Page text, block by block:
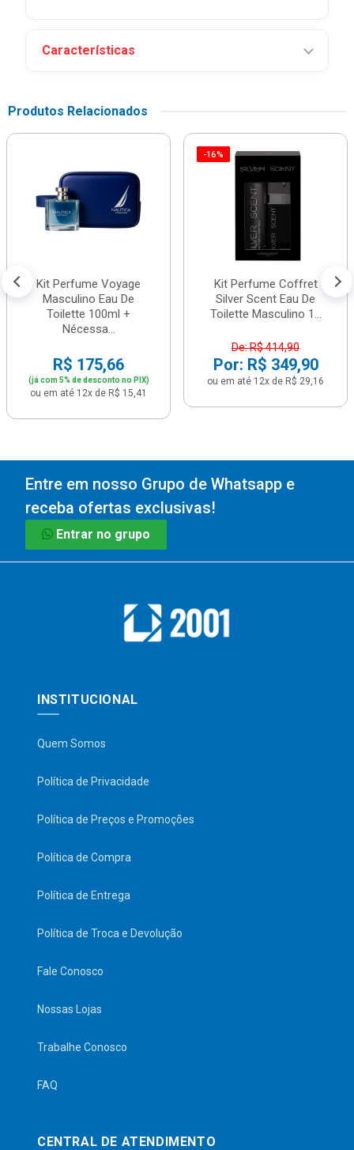
Características
Produtos Relacionados
Kit Perfume Voyage
Masculino Eau De
Toilette 100ml +
Nécessa...
R$ 175,66
(já com 5% de desconto no PIX)
ou em até 12x de R$ 15,41
-16%
Kit Perfume Coffret
Silver Scent Eau De
Toilette Masculino 1...
De: R$ 414,90
Por: R$ 349,90
ou em até 12x de R$ 29,16
Entre em nosso Grupo de Whatsapp e
receba ofertas exclusivas!
Entrar no grupo
INSTITUCIONAL
Quem Somos
Política de Privacidade
Política de Preços e Promoções
Política de Compra
Política de Entrega
Política de Troca e Devolução
Fale Conosco
Nossas Lojas
Trabalhe Conosco
FAQ
CENTRAL DE ATENDIMENTO